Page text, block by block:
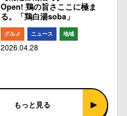
Open! 鶏の旨さここに極ま
る。「鶏白湯soba」
グルメ ニュース 地域
2026.04.28
もっと見る